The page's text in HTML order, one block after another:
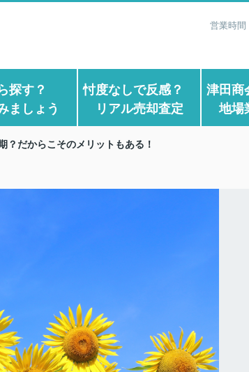
営業時
ら探す？
ましょう
忖度なしで反感？
リアル売却査定
津田商
地場
？だからこそのメリットもある！